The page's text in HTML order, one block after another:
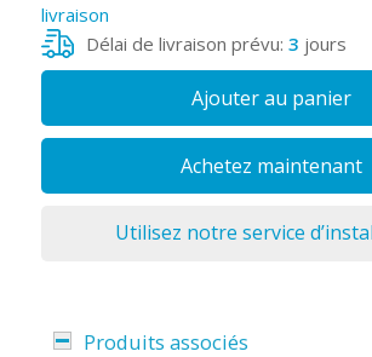
livraison
Délai de livraison prévu: 3 jours
Ajouter au panier
Achetez maintenant
Utilisez notre service
Produits associés